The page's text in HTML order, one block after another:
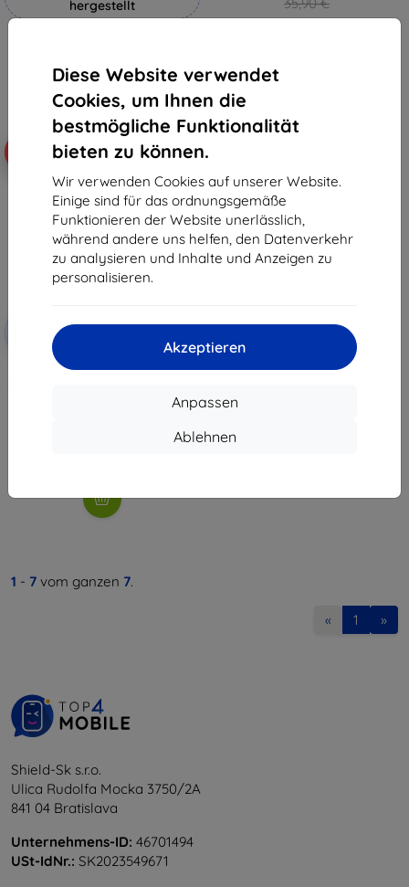
Diese Website verwendet
Cookies, um Ihnen die
bestmögliche Funktionalität
bieten zu können.
Wir verwenden Cookies auf unserer Website.
Einige sind für das ordnungsgemäße
Funktionieren der Website unerlässlich,
während andere uns helfen, den Datenverkehr
zu analysieren und Inhalte und Anzeigen zu
personalisieren.
Akzeptieren
Anpassen
Ablehnen
hergestellt
Auf Lager 4 Stk.
32,31 €
mit
3mk TechWrap Matte
1 - 7 vom ganzen 7.
« 1 »
Shield-Sk s.r.o.
Ulica Rudolfa Mocka 3750/2A
841 04 Bratislava
Unternehmens-ID: 46701494
USt-IdNr.: SK2023549671